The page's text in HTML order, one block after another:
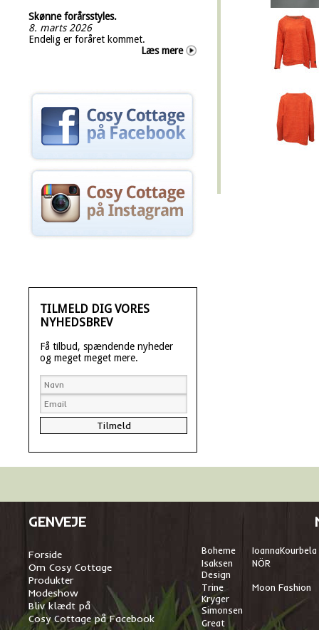
Skønne forårsstyles.
8. marts 2026
Endelig er foråret kommet.
Læs mere
TILMELD DIG VORES
NYHEDSBREV
Få tilbud, spændende nyheder
og meget meget mere.
GENVEJE
Forside
Om Cosy Cottage
Produkter
Modeshow
Bliv klædt på
Cosy Cottage på Facebook
Boheme IoannaKourbela
Isaksen
Design
NÖR
Trine
Kryger
Simonsen
Moon Fashion
Great